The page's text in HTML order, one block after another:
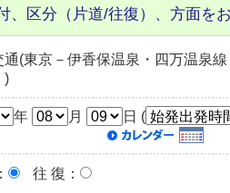
、区分（片道/往復）、方面を
通(東京－伊香保温泉・四万温泉
)
年 月 日 (
： 往 復 ：